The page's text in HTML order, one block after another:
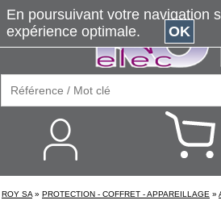
ROY SA » PROTECTION - COFFRET - APPAREILLAGE »
En poursuivant votre navigation
expérience optimale.
OK